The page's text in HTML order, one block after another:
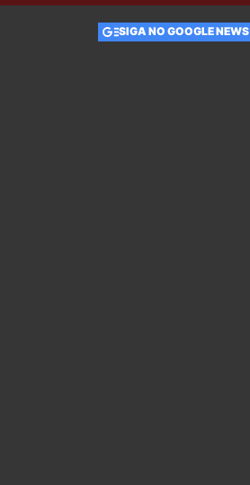
SIGA NO GOOGLE NEWS